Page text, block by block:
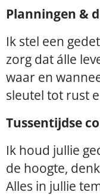
Planningen &
Ik stel een
zorg dat álle
waar en
sleutel tot rust
Tussentijdse
Ik houd jullie
de hoogte,
Alles in jullie